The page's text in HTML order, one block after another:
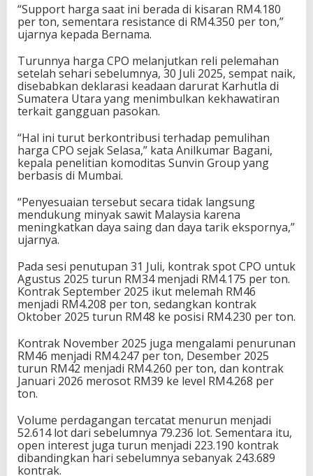
“Support harga saat ini berada di kisaran RM4.180
per ton, sementara resistance di RM4.350 per ton,”
ujarnya kepada Bernama.
Turunnya harga CPO melanjutkan reli pelemahan
setelah sehari sebelumnya, 30 Juli 2025, sempat naik,
disebabkan deklarasi keadaan darurat Karhutla di
Sumatera Utara yang menimbulkan kekhawatiran
terkait gangguan pasokan.
“Hal ini turut berkontribusi terhadap pemulihan
harga CPO sejak Selasa,” kata Anilkumar Bagani,
kepala penelitian komoditas Sunvin Group yang
berbasis di Mumbai.
“Penyesuaian tersebut secara tidak langsung
mendukung minyak sawit Malaysia karena
meningkatkan daya saing dan daya tarik ekspornya,”
ujarnya.
Pada sesi penutupan 31 Juli, kontrak spot CPO untuk
Agustus 2025 turun RM34 menjadi RM4.175 per ton.
Kontrak September 2025 ikut melemah RM46
menjadi RM4.208 per ton, sedangkan kontrak
Oktober 2025 turun RM48 ke posisi RM4.230 per ton.
Kontrak November 2025 juga mengalami penurunan
RM46 menjadi RM4.247 per ton, Desember 2025
turun RM42 menjadi RM4.260 per ton, dan kontrak
Januari 2026 merosot RM39 ke level RM4.268 per
ton.
Volume perdagangan tercatat menurun menjadi
52.614 lot dari sebelumnya 79.236 lot. Sementara itu,
open interest juga turun menjadi 223.190 kontrak
dibandingkan hari sebelumnya sebanyak 243.689
kontrak.